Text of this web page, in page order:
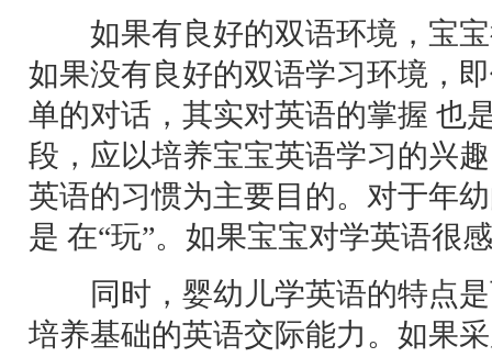
如果有良好的双语环境，宝宝
如果没有良好的双语学习环境，
单的对话，其实对英语的掌握 也
段，应以培养宝宝英语学习的兴
英语的习惯为主要目的。对于年
是 在“玩”。如果宝宝对学英语很
同时，婴幼儿学英语的特点是
培养基础的英语交际能力。如果